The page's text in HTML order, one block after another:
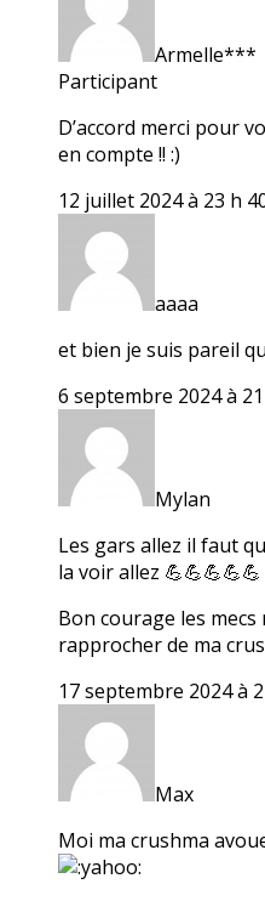
Armelle***
Participant
D’accord merci pour
en compte !! :)
12 juillet 2024 à 23 h
aaaa
et bien je suis pareil
6 septembre 2024 à
Mylan
Les gars allez il faut
la voir allez 💪💪💪💪💪
Bon courage les mecs
rapprocher de ma
17 septembre 2024 à
Max
Moi ma crushma